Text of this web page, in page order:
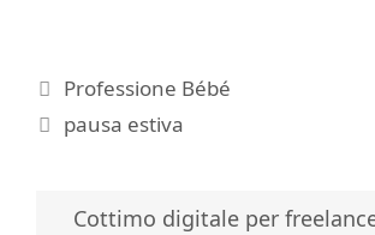
Categorie
Professione Bébé
Tag
pausa estiva
Cottimo digitale per